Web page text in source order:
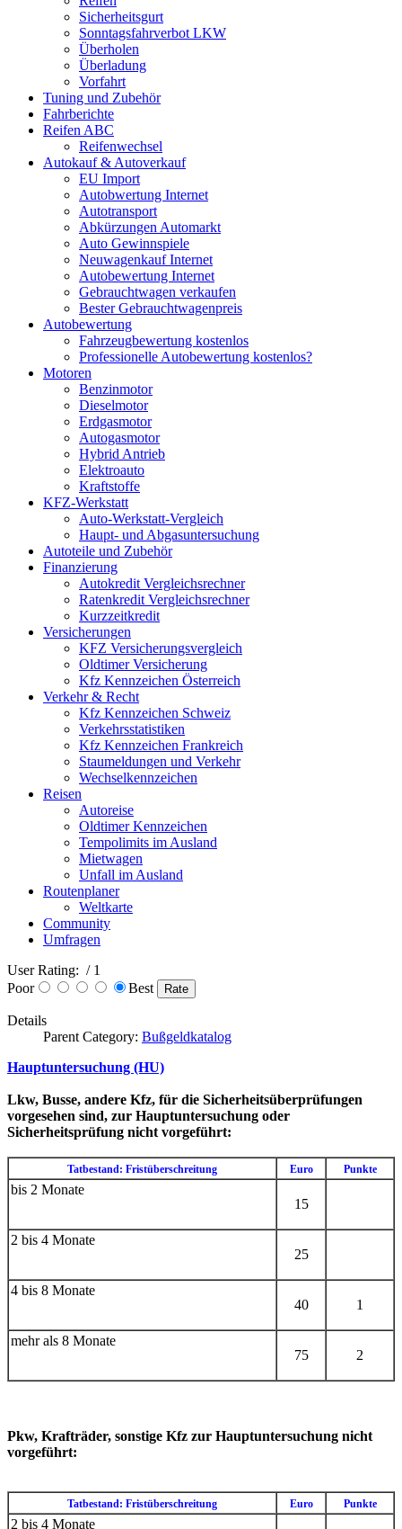
Sicherheitsgurt
Sonntagsfahrverbot LKW
Überholen
Überladung
Vorfahrt
Tuning und Zubehör
Fahrberichte
Reifen ABC
Reifenwechsel
Autokauf & Autoverkauf
EU Import
Autobwertung Internet
Autotransport
Abkürzungen Automarkt
Auto Gewinnspiele
Neuwagenkauf Internet
Autobewertung Internet
Gebrauchtwagen verkaufen
Bester Gebrauchtwagenpreis
Autobewertung
Fahrzeugbewertung kostenlos
Professionelle Autobewertung kostenlos?
Motoren
Benzinmotor
Dieselmotor
Erdgasmotor
Autogasmotor
Hybrid Antrieb
Elektroauto
Kraftstoffe
KFZ-Werkstatt
Auto-Werkstatt-Vergleich
Haupt- und Abgasuntersuchung
Autoteile und Zubehör
Finanzierung
Autokredit Vergleichsrechner
Ratenkredit Vergleichsrechner
Kurzzeitkredit
Versicherungen
KFZ Versicherungsvergleich
Oldtimer Versicherung
Kfz Kennzeichen Österreich
Verkehr & Recht
Kfz Kennzeichen Schweiz
Verkehrsstatistiken
Kfz Kennzeichen Frankreich
Staumeldungen und Verkehr
Wechselkennzeichen
Reisen
Autoreise
Oldtimer Kennzeichen
Tempolimits im Ausland
Mietwagen
Unfall im Ausland
Routenplaner
Weltkarte
Community
Umfragen
User Rating: / 1
Poor
Best
Details
Parent Category: Bußgeldkatalog
Hauptuntersuchung (HU)
Lkw, Busse, andere Kfz, für die Sicherheitsüberprüfungen
vorgesehen sind, zur Hauptuntersuchung oder
Sicherheitsprüfung nicht vorgeführt:
Tatbestand: Fristüberschreitung Euro Punkte
bis 2 Monate
15
2 bis 4 Monate
25
4 bis 8 Monate
40
1
mehr als 8 Monate
75
2
Pkw, Krafträder, sonstige Kfz zur Hauptuntersuchung nicht
vorgeführt:
Tatbestand: Fristüberschreitung Euro Punkte
2 bis 4 Monate